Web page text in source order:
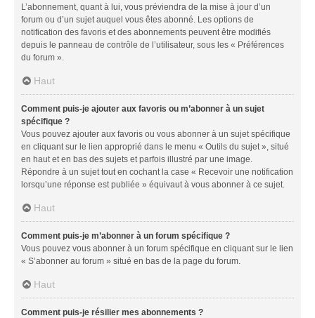
L’abonnement, quant à lui, vous préviendra de la mise à jour d’un
forum ou d’un sujet auquel vous êtes abonné. Les options de
notification des favoris et des abonnements peuvent être modifiés
depuis le panneau de contrôle de l’utilisateur, sous les « Préférences
du forum ».
Haut
Comment puis-je ajouter aux favoris ou m’abonner à un sujet
spécifique ?
Vous pouvez ajouter aux favoris ou vous abonner à un sujet spécifique
en cliquant sur le lien approprié dans le menu « Outils du sujet », situé
en haut et en bas des sujets et parfois illustré par une image.
Répondre à un sujet tout en cochant la case « Recevoir une notification
lorsqu’une réponse est publiée » équivaut à vous abonner à ce sujet.
Haut
Comment puis-je m’abonner à un forum spécifique ?
Vous pouvez vous abonner à un forum spécifique en cliquant sur le lien
« S’abonner au forum » situé en bas de la page du forum.
Haut
Comment puis-je résilier mes abonnements ?